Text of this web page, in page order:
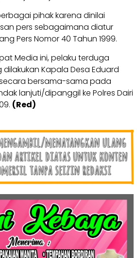
pihak karena dinilai
pers sebagaimana diatur
Pers Nomor 40 Tahun 1999.
Media ini, pelaku terduga
Kapala Desa Eduard
bersama-sama pada
lanjuti/dipanggil ke Polres Dairi
(Red)